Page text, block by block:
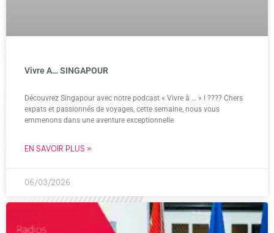
Vivre A… SINGAPOUR
Découvrez Singapour avec notre podcast « Vivre à … » ! ???? Chers
expats et passionnés de voyages, cette semaine, nous vous
emmenons dans une aventure exceptionnelle
EN SAVOIR PLUS »
06/03/2026